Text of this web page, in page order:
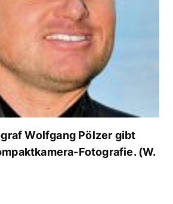
Wolfgang Pölzer gibt
Fotografie. (W.